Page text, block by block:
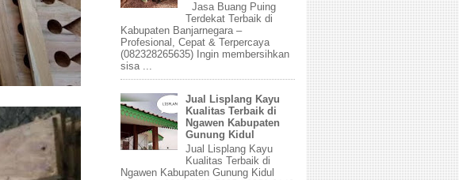
Jasa Buang Puing
Terdekat Terbaik di
Kabupaten Banjarnegara –
Profesional, Cepat & Terpercaya
(082328265635) Ingin membersihkan
sisa ...
Jual Lisplang Kayu
Kualitas Terbaik di
Ngawen Kabupaten
Gunung Kidul
Jual Lisplang Kayu
Kualitas Terbaik di
Ngawen Kabupaten Gunung Kidul